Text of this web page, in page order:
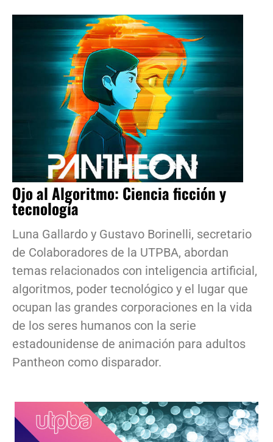
Ojo al Algoritmo: Ciencia ficción y
tecnología
Luna Gallardo y Gustavo Borinelli, secretario
de Colaboradores de la UTPBA, abordan
temas relacionados con inteligencia artificial,
algoritmos, poder tecnológico y el lugar que
ocupan las grandes corporaciones en la vida
de los seres humanos con la serie
estadounidense de animación para adultos
Pantheon como disparador.